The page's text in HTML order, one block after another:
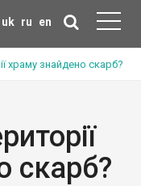
uk ru en
храму знайдено скарб?
скарб?